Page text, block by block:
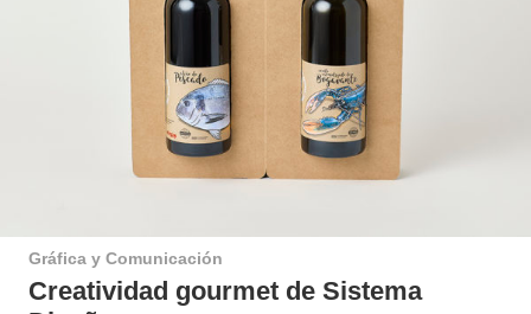
Gráfica y Comunicación
Creatividad gourmet de Sistema